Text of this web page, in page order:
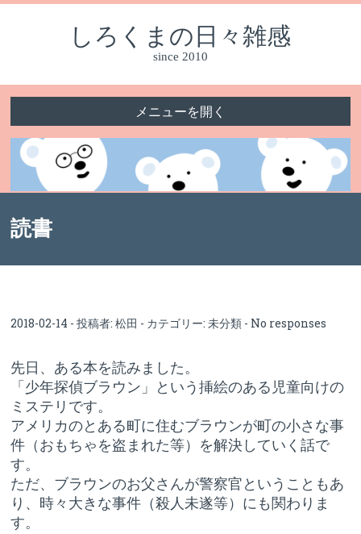
しろくまの日々雑感
since 2010
メニューを開く
読書
2018-02-14 - 投稿者:松田 - カテゴリー:未分類 - No responses
先日、ある本を読みました。
「少年探偵ブラウン」という挿絵のある児童向けの
ミステリです。
アメリカのとある町に住むブラウンが町の小さな事
件（おもちゃを盗まれた等）を解決していく話で
す。
ただ、ブラウンのお父さんが警察官ということもあ
り、時々大きな事件（殺人未遂等）にも関わりま
す。